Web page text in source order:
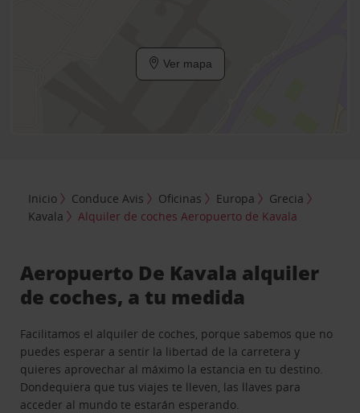
Ver mapa
Inicio Conduce Avis Oficinas Europa
Grecia
Kavala
Alquiler de coches Aeropuerto de Kavala
Aeropuerto De Kavala alquiler
de coches, a tu medida
Facilitamos el alquiler de coches, porque sabemos que no
puedes esperar a sentir la libertad de la carretera y
quieres aprovechar al máximo la estancia en tu destino.
Dondequiera que tus viajes te lleven, las llaves para
acceder al mundo te estarán esperando.